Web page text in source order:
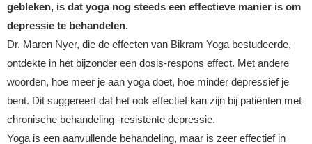
gebleken, is dat yoga nog steeds een effectieve manier is om
depressie te behandelen.
Dr. Maren Nyer, die de effecten van Bikram Yoga bestudeerde,
ontdekte in het bijzonder een dosis-respons effect. Met andere
woorden, hoe meer je aan yoga doet, hoe minder depressief je
bent. Dit suggereert dat het ook effectief kan zijn bij patiënten met
chronische behandeling -resistente depressie.
Yoga is een aanvullende behandeling, maar is zeer effectief in